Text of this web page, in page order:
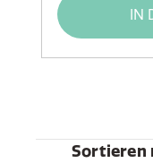
IN
Sortieren